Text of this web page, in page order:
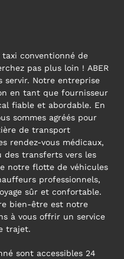
taxi conventionné de
pas plus loin ! ABER
servir. Notre entreprise
en tant que fournisseur
fiable et abordable. En
sommes agréés pour
de transport
rendez-vous médicaux,
des transferts vers les
notre flotte de véhicules
professionnels,
sûr et confortable.
bien-être est notre
à vous offrir un service
trajet.
sont accessibles 24